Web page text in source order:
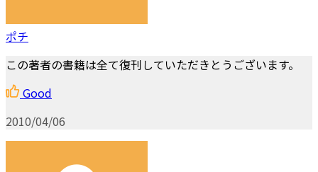
ポチ
この著者の書籍は全て復刊していただきとうございます。
Good
2010/04/06